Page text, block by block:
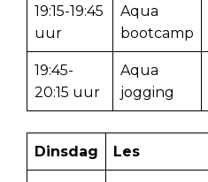
19:15-19:45
uur
Aqua
bootcamp
19:45-
20:15 uur
Aqua
jogging
Dinsdag Les